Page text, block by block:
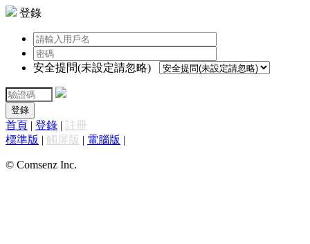
登錄
安全提問(未設定請忽略)
登錄
首頁 | 登錄 | 註冊
標準版 | 觸屏版 | 電腦版 |
© Comsenz Inc.